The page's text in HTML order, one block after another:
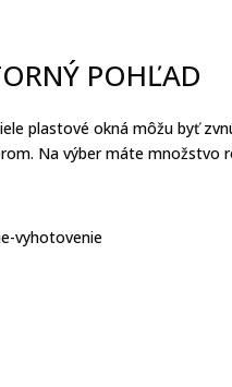
POHĽAD
plastové okná môžu byť
Na výber máte množstvo